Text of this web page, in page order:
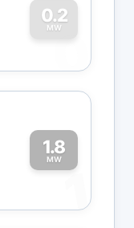
0.2
MW
0
1.8
MW
1